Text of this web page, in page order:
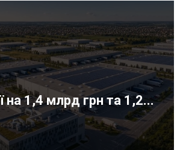
на 1,4 млрд грн та 1,2...